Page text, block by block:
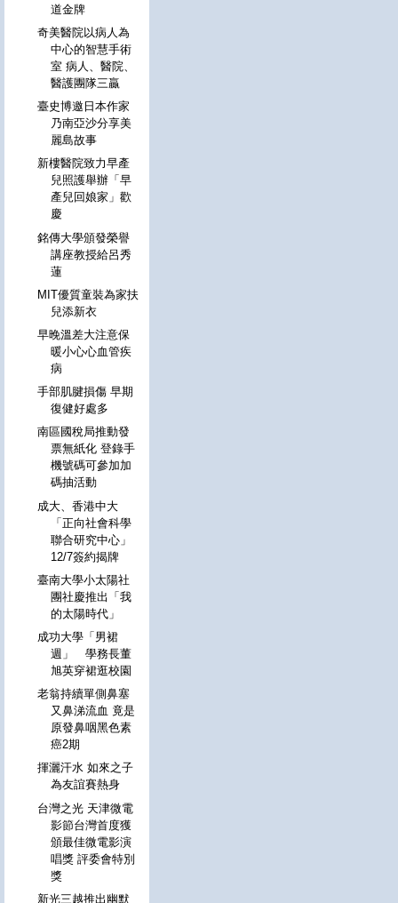
道金牌
奇美醫院以病人為
中心的智慧手術
室 病人、醫院、
醫護團隊三贏
臺史博邀日本作家
乃南亞沙分享美
麗島故事
新樓醫院致力早產
兒照護舉辦「早
產兒回娘家」歡
慶
銘傳大學頒發榮譽
講座教授給呂秀
蓮
MIT優質童裝為家扶
兒添新衣
早晚溫差大注意保
暖小心心血管疾
病
手部肌腱損傷 早期
復健好處多
南區國稅局推動發
票無紙化 登錄手
機號碼可參加加
碼抽活動
成大、香港中大
「正向社會科學
聯合研究中心」
12/7簽約揭牌
臺南大學小太陽社
團社慶推出「我
的太陽時代」
成功大學「男裙
週」 學務長董
旭英穿裙逛校園
老翁持續單側鼻塞
又鼻涕流血 竟是
原發鼻咽黑色素
癌2期
揮灑汗水 如來之子
為友誼賽熱身
台灣之光 天津微電
影節台灣首度獲
頒最佳微電影演
唱獎 評委會特別
獎
新光三越推出幽默